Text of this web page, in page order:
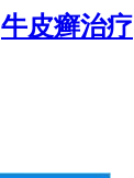
牛皮癣治疗